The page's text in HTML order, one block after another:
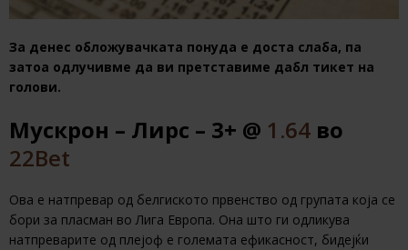
За денес обложувачката понуда е доста слаба, па
затоа одлучивме да ви претставиме дабл тикет на
голови.
Мускрон – Лирс – 3+ @ 1.64 во
22Bet
Ова е натпревар од белгиското првенство од групата која се
бори за пласман во Лига Европа. Она што ги одликува
натпреварите од плејоф е големата ефикасност, бидејќи